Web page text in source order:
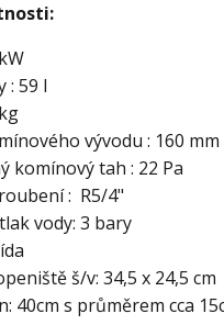
: 59 l
vývodu : 160 mm
komínový tah : 22 Pa
: R5/4"
vody: 3 bary
š/v: 34,5 x 24,5 cm
40cm s průměrem cca